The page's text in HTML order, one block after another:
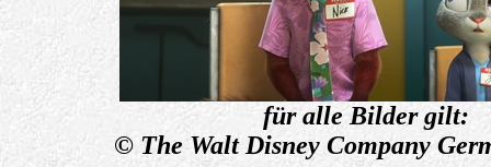
für alle Bilder gilt:
© The Walt Disney Company